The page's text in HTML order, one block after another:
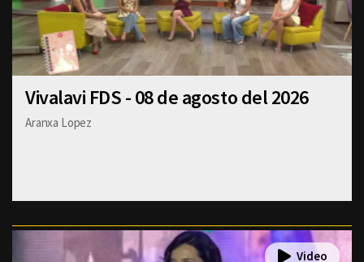
Vivalavi FDS - 08 de agosto del 2026
Aranxa Lopez